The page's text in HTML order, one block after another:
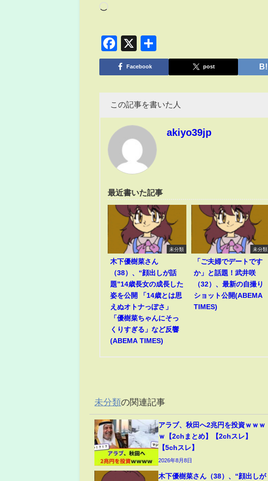
Facebook
X
有
Facebook post
この記事を書いた人
akiyo39jp
最近書いた記事
未分類
木下優樹菜さん
（38）、“顔出しが話
題”14歳長女の成長した
姿を公開 「14歳とは思
えぬオトナっぽさ」
「優樹菜ちゃんにそっ
くりすぎる」など反響
(ABEMA TIMES)
未分類
「ご夫婦でデートです
か」と話題！武井咲
（32）、最新の自撮り
ショット公開(ABEMA
TIMES)
未分類の関連記事
アラブ、秋田へ2兆円を投資ｗｗｗ
ｗ【2chまとめ】【2chスレ】
【5chスレ】
2026年8月8日
木下優樹菜さん（38）、“顔出しが